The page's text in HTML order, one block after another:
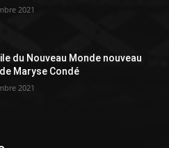
2021
du Nouveau Monde nouveau
Maryse Condé
2021